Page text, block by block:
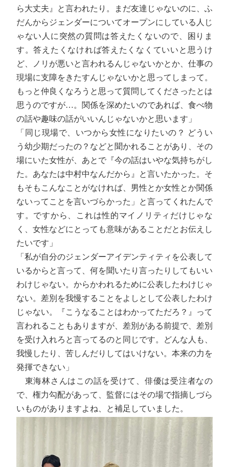
ら大丈夫』と言われたり。まだ友達じゃないのに、ふ
だんからジェンダーについてオープンにしている人じ
ゃない人に突然の質問は答えたくないので、困りま
す。答えたくなければ答えたくなくていいと思うけ
ど、ノリが悪いと言われるんじゃないかとか、仕事の
現場に支障をきたすんじゃないかと思ってしまって。
もっと仲良くなろうと思って質問してくださったとは
思うのですが…。関係を深めたいのであれば、食べ物
の話や趣味の話がいいんじゃないかと思います」
「同じ現場で、いつから女性になりたいの？ どうい
う幼少期だったの？などと聞かれることがあり、その
場にいた女性が、あとで『今の話はいやな気持ちがし
た。あなたは中村中なんだから』と言いたかった。そ
もそもこんなことがなければ、男性とか女性とか関係
ないってことを言いづらかった」と言ってくれたんで
す。ですから、これは性的マイノリティだけじゃな
く、女性などにとっても意味があることだとお伝えし
たいです」
「私が自分のジェンダーアイデンティティを公表して
いるからと言って、何を聞いたり言ったりしてもいい
わけじゃない。からかわれるために公表したわけじゃ
ない。差別を我慢することをよしとして公表したわけ
じゃない。『こうなることはわかってただろ？』って
言われることもありますが、差別がある前提で、差別
を受け入れろと言ってるのと同じです。どんな人も、
我慢したり、苦しんだりしてはいけない。本来の力を
発揮できない」
東海林さんはこの話を受けて、俳優は受注者なの
で、権力勾配があって、監督にはその場で指摘しづら
いものがありますよね、と補足していました。